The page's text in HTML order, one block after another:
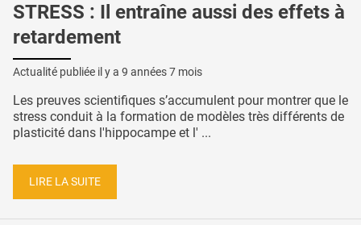
STRESS : Il entraîne aussi des effets à
retardement
Actualité publiée il y a 9 années 7 mois
Les preuves scientifiques s’accumulent pour montrer que le
stress conduit à la formation de modèles très différents de
plasticité dans l'hippocampe et l' ...
LIRE LA SUITE